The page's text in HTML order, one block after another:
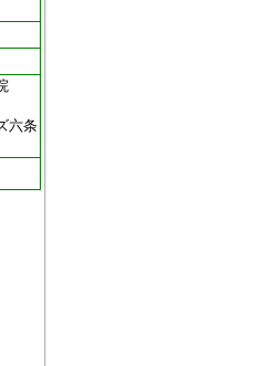
六条